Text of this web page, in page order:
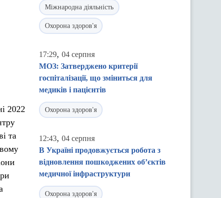
2022
та
Міжнародна діяльність
Охорона здоров'я
17:29, 04 серпня
МОЗ: Затверджено критерії
госпіталізації, що зміниться для
медиків і пацієнтів
Охорона здоров'я
12:43, 04 серпня
В Україні продовжується робота з
відновлення пошкоджених об’єктів
медичної інфраструктури
Охорона здоров'я